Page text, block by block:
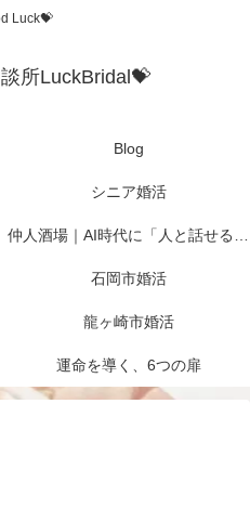
Luck💝
所LuckBridal💝
Blog
シニア婚活
仲人酒場｜AI時代に「人と話せる場所」を作りたかった
石岡市婚活
龍ヶ崎市婚活
運命を導く、6つの扉